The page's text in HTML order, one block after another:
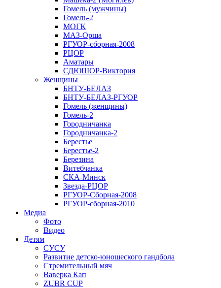
Гомель (мужчины)
Гомель-2
МОГК
МАЗ-Орша
РГУОР-сборная-2008
РЦОР
Аматары
СДЮШОР-Виктория
Женщины
БНТУ-БЕЛАЗ
БНТУ-БЕЛАЗ-РГУОР
Гомель (женщины)
Гомель-2
Городничанка
Городничанка-2
Берестье
Берестье-2
Березина
Витебчанка
СКА-Минск
Звезда-РЦОР
РГУОР-Сборная-2008
РГУОР-сборная-2010
Медиа
Фото
Видео
Детям
СУСУ
Развитие детско-юношеского гандбола
Стремительный мяч
Ваверка Кап
ZUBR CUP